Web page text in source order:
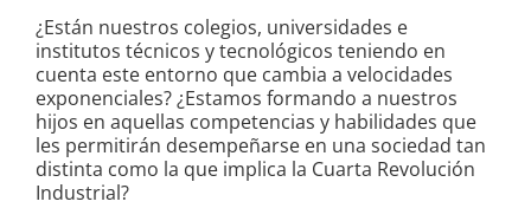
¿Están nuestros colegios, universidades e
institutos técnicos y tecnológicos teniendo en
cuenta este entorno que cambia a velocidades
exponenciales? ¿Estamos formando a nuestros
hijos en aquellas competencias y habilidades que
les permitirán desempeñarse en una sociedad tan
distinta como la que implica la Cuarta Revolución
Industrial?